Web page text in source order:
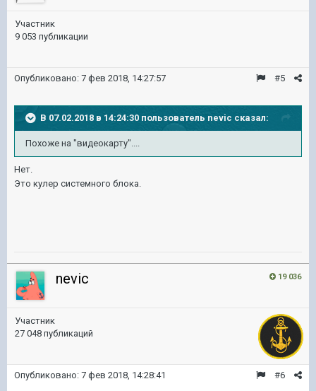
Участник
9 053 публикации
#5
Опубликовано: 7 фев 2018, 14:27:57
В 07.02.2018 в 14:24:30 пользователь nevic сказал:
Похоже на "видеокарту"....
Нет.
Это кулер системного блока.
19 036
nevic
Участник
27 048 публикаций
#6
Опубликовано: 7 фев 2018, 14:28:41